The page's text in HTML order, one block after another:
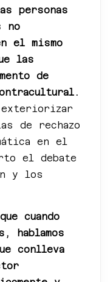
personas
no
el mismo
las
de
de rechazo
en el
el debate
y los
cuando
hablamos
conlleva